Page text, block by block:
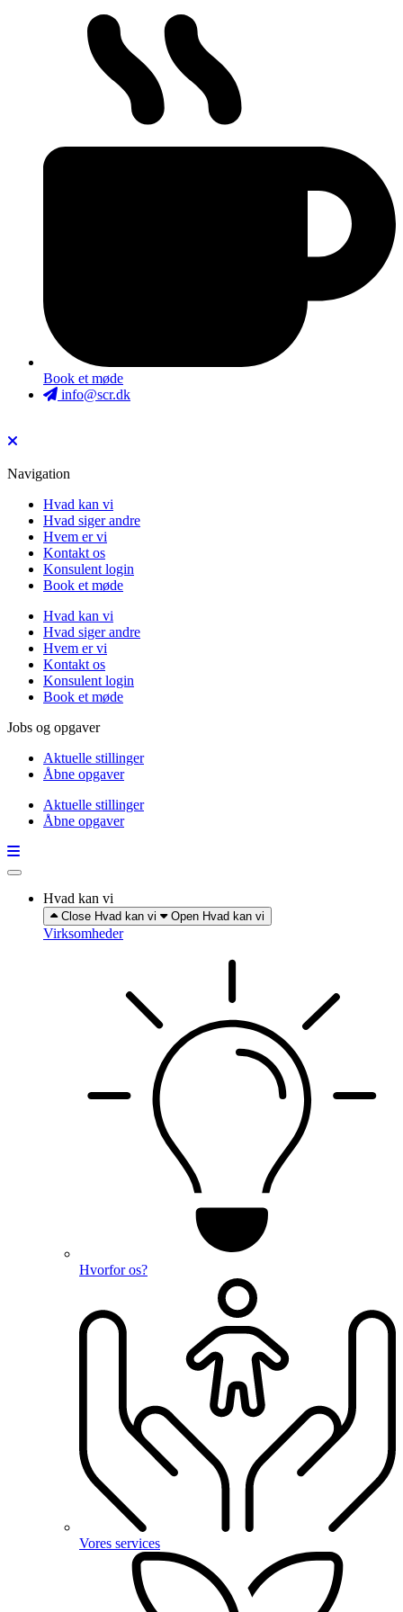
Book et møde
info@scr.dk
Navigation
Hvad kan vi
Hvad siger andre
Hvem er vi
Kontakt os
Konsulent login
Book et møde
Hvad kan vi
Hvad siger andre
Hvem er vi
Kontakt os
Konsulent login
Book et møde
Jobs og opgaver
Aktuelle stillinger
Åbne opgaver
Aktuelle stillinger
Åbne opgaver
Hvad kan vi
Close Hvad kan vi Open Hvad kan vi
Virksomheder
Hvorfor os?
Vores services